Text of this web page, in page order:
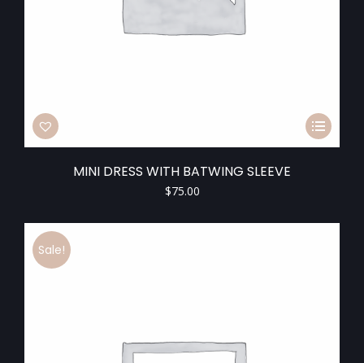
MINI DRESS WITH BATWING SLEEVE
$75.00
Sale!